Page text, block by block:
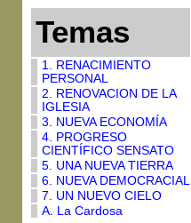
Temas
1. RENACIMIENTO
PERSONAL
2. RENOVACION DE LA
IGLESIA
3. NUEVA ECONOMÍA
4. PROGRESO
CIENTÍFICO SENSATO
5. UNA NUEVA TIERRA
6. NUEVA DEMOCRACIAL
7. UN NUEVO CIELO
A. La Cardosa